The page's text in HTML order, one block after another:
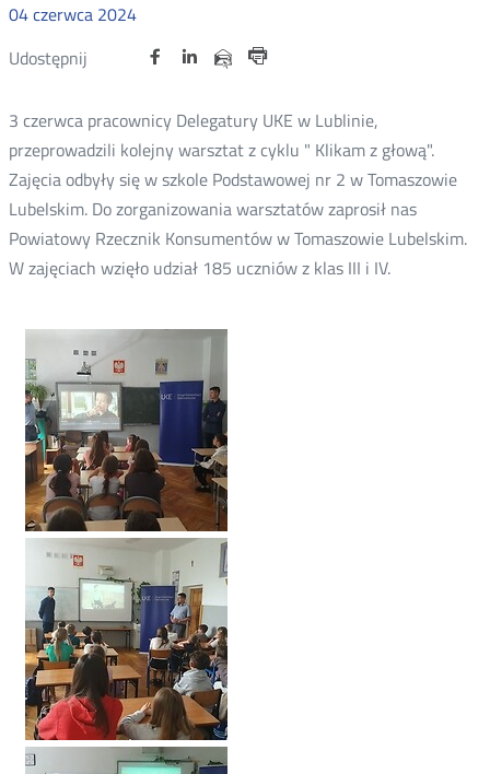
04czerwca 2024
Udostępnij
Udostępnij
Twitter
Nowa
Udostępnij
Facebook
Nowa
Udostępnij
Linkedin
Nowa Udostępnij
e-
mail
3 czerwca pracownicy Delegatury UKE w Lublinie,
przeprowadzili kolejny warsztat z cyklu " Klikam z głową".
Zajęcia odbyły się w szkole Podstawowej nr 2 w Tomaszowie
Lubelskim. Do zorganizowania warsztatów zaprosił nas
Powiatowy Rzecznik Konsumentów w Tomaszowie Lubelskim.
W zajęciach wzięło udział 185 uczniów z klas III i IV.